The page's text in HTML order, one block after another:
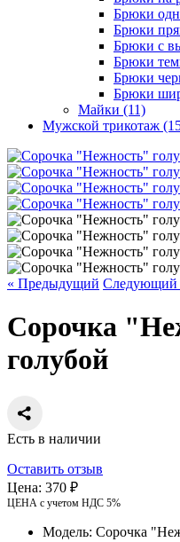
Брюки
Брюки
Брюки с
Брюки
Брюки
Брюки
Майки (11)
Мужской трикотаж
« Предыдущий Следующий
Сорочка
голубой
Есть в наличии
Оставить отзыв
Цена: 370 ₽
ЦЕНА с учетом НДС 5%
Модель: Сорочка